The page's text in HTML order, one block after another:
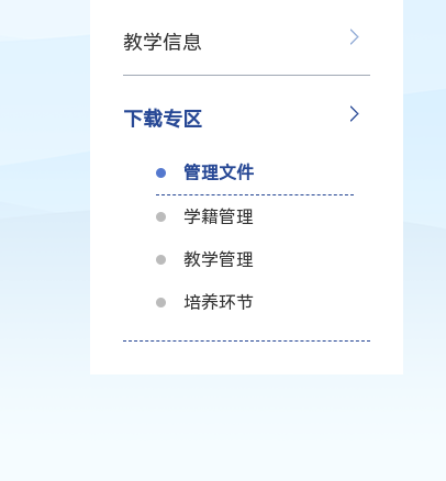
教学信息
下载专区
管理文件
学籍管理
教学管理
培养环节